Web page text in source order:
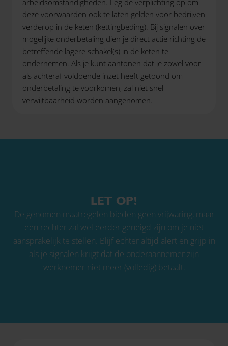
arbeidsomstandigheden. Leg de verplichting op om
deze voorwaarden ook te laten gelden voor bedrijven
verderop in de keten (kettingbeding). Bij signalen over
mogelijke onderbetaling dien je direct actie richting de
betreffende lagere schakel(s) in de keten te
ondernemen. Als je kunt aantonen dat je zowel voor-
als achteraf voldoende inzet heeft getoond om
onderbetaling te voorkomen, zal niet snel
verwijtbaarheid worden aangenomen.
LET OP!
De genomen maatregelen bieden geen vrijwaring, maar
een rechter zal wel eerder geneigd zijn om je niet
aansprakelijk te stellen. Blijf echter altijd alert en grijp in
als je signalen krijgt dat de onderaannemer zijn
werknemer niet meer (volledig) betaalt.